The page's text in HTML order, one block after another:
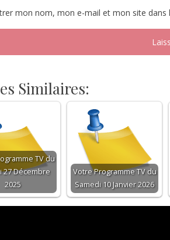
mon nom, mon e-mail et mon site
Similaires:
TV du
27 Décembre
2025
Votre Programme TV du
Samedi 10 Janvier 2026